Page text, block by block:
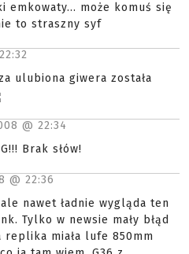
emkowaty... może komuś się
to straszny syf
22:32
ulubiona giwera została
@ 22:34
Brak słów!
@ 22:36
nawet ładnie wygląda ten
Tylko w newsie mały błąd
miała lufe 850mm